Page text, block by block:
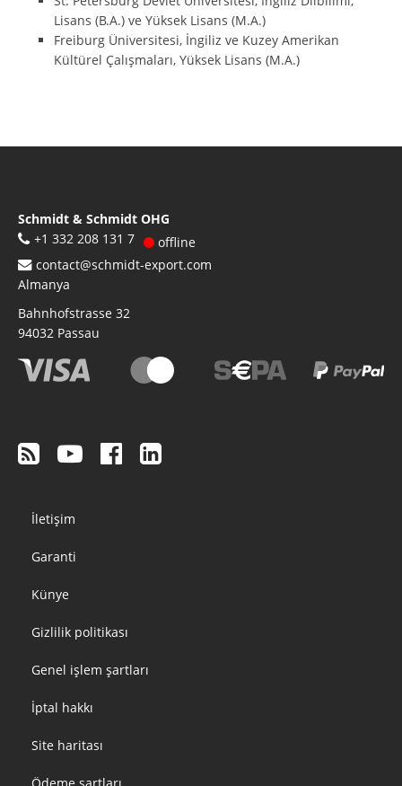
Lisans (B.A.) ve Yüksek Lisans (M.A.)
Freiburg Üniversitesi, İngiliz ve Kuzey Amerikan
Kültürel Çalışmaları, Yüksek Lisans (M.A.)
Schmidt & Schmidt OHG
+1 332 208 131 7
offline
contact@schmidt-export.com
Almanya
Bahnhofstrasse 32
94032 Passau
menu
İletişim
Garanti
Künye
Gizlilik politikası
Genel işlem şartları
İptal hakkı
Site haritası
Ödeme şartları